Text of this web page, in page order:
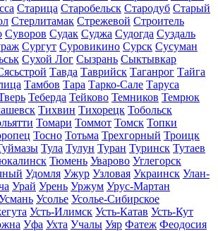
Старица Старобельск Стародуб Старый
Стерлитамак Стрежевой Строитель
Суворов Судак Суджа Судогда Суздаль
Сургут Суровикино Сурск Сусуман
Сухой Лог Сызрань Сыктывкар
Тавда Таврийск Таганрог Тайга
Тамбов Тара Тарко-Сале Таруса
Теберда Тейково Темников Темрюк
Тихвин Тихорецк Тобольск
Томари Томмот Томск Топки
Тосно Тотьма Трехгорный Троицк
Тула Тулун Туран Туринск Тутаев
Тюмень Уварово Углегорск
Удомля Ужур Узловая Украинск Улан-
Урай Урень Уржум Урус-Мартан
Усолье Усолье-Сибирское
Усть-Илимск Усть-Катав Усть-Кут
Уфа Ухта Учалы Уяр Фатеж Феодосия